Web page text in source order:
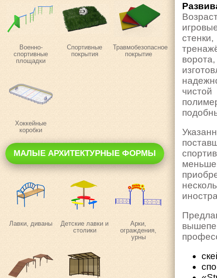
Военно-
спортивные
площадки
Спортивные
покрытия
Травмобезопасное
покрытие
Хоккейные
коробки
МАЛЫЕ АРХИТЕКТУРНЫЕ ФОРМЫ
Лавки, диваны
Детские лавки и
столики
Арки,
ограждения,
урны
меньше